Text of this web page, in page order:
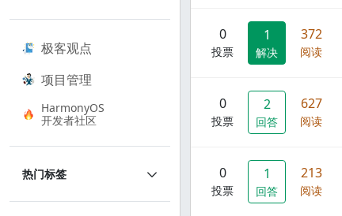
极客观点
项目管理
HarmonyOS
开发者社区
热门标签
0
投票
1
解决
372
阅读
0
投票
2
回答
627
阅读
0
投票
1
回答
213
阅读